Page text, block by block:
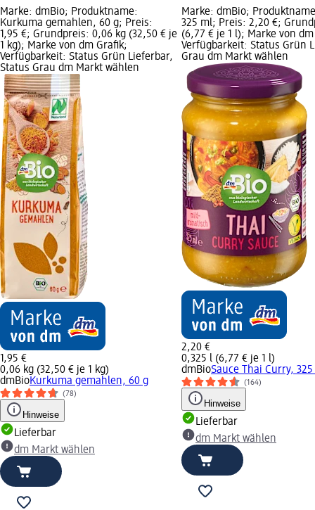
Marke: dmBio; Produktname:
Kurkuma gemahlen, 60 g; Preis:
1,95 €; Grundpreis: 0,06 kg (32,50 € je
1 kg); Marke von dm Grafik;
Verfügbarkeit: Status Grün Lieferbar,
Status Grau dm Markt wählen
1,95 €
0,06 kg (32,50 € je 1 kg)
dmBioKurkuma gemahlen, 60 g
(78)
Hinweise
Lieferbar
dm Markt wählen
Marke: dmBio;
325 ml; Preis: 2,20 €;
(6,77 € je 1 l); Marke von
Verfügbarkeit: Status Grün
Grau dm Markt wählen
2,20 €
0,325 l (6,77 € je 1 l)
dmBioSauce Thai Curry,
(164)
Hinweise
Lieferbar
dm Markt wählen